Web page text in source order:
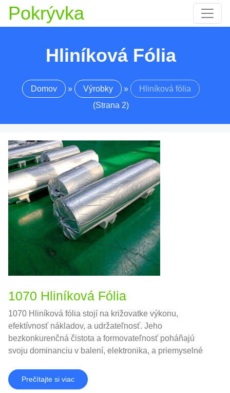
Pokrývka
Hliníková Fólia
Domov » Výrobky »
Hliníková fólia
(Strana 2)
1070 Hliníková Fólia
1070 Hliníková fólia stojí na križovatke výkonu,
efektívnosť nákladov, a udržateľnosť. Jeho
bezkonkurenčná čistota a formovateľnosť poháňajú
svoju dominanciu v balení, elektronika, a priemyselné
Prečítajte si viac